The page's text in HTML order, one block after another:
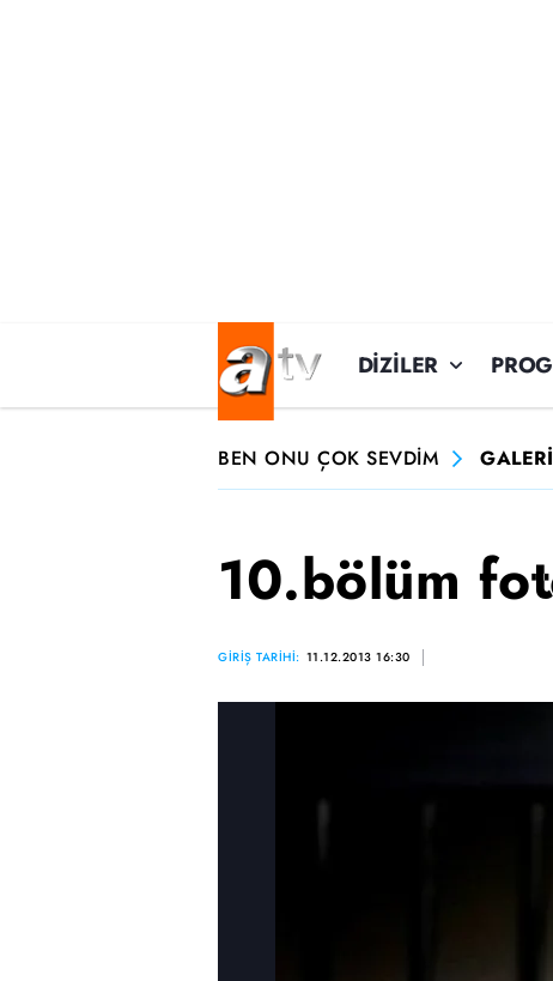
DİZİLER
BEN ONU ÇOK SEVDİM GALERİ
10.bölüm
GİRİŞ TARİHİ: 11.12.2013 16:30